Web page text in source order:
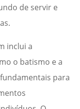
de servir e
inclui a
o batismo e a
para